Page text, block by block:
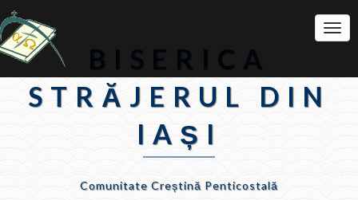
BISERICA
STRĂJERUL DIN
IAȘI
Comunitate Creștină Penticostală